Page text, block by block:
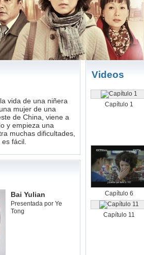
vida de una niñera
mujer de una
de China, viene a
y empieza una
muchas dificultades,
fácil.
Bai Yulian
Presentada por Ye
Tong
Videos
Capítulo 1
Capítulo 6
Capítulo 11